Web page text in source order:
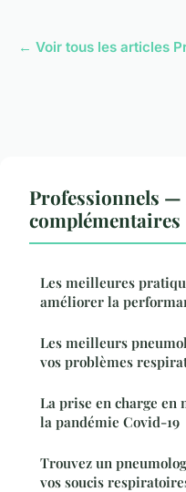
← Voir tous les articles
Professionnels —
complémentaires
Les meilleures
améliorer la
Les meilleurs
vos problèmes
La prise en charge en
la pandémie Covid-19
Trouvez un
vos soucis